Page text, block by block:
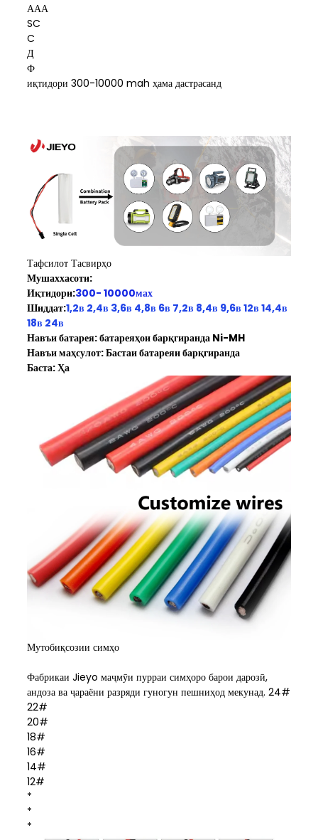
ААА
SC
C
Д
Ф
иқтидори 300-10000 mah ҳама дастрасанд
Тафсилот Тасвирҳо
Мушаххасоти:
Иқтидори:300- 10000мах
Шиддат:1,2в 2,4в 3,6в 4,8в 6в 7,2в 8,4в 9,6в 12в 14,4в
18в 24в
Навъи батарея: батареяҳои барқгиранда Ni-MH
Навъи маҳсулот: Бастаи батареяи барқгиранда
Баста: Ҳа
Мутобиқсозии симҳо
Фабрикаи Jieyo маҷмӯи пурраи симҳоро барои дарозӣ,
андоза ва ҷараёни разряди гуногун пешниҳод мекунад. 24#
22#
20#
18#
16#
14#
12#
*
*
*